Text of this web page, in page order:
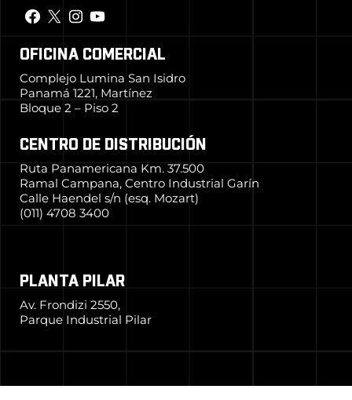
OFICINA COMERCIAL
Complejo Lumina San Isidro
Panamá 1221, Martínez
Bloque 2 – Piso 2
CENTRO DE DISTRIBUCIÓN
Ruta Panamericana Km. 37.500
Ramal Campana, Centro Industrial Garín
Calle Haendel s/n (esq. Mozart)
(011) 4708 3400
PLANTA PILAR
Av. Frondizi 2550,
Parque Industrial Pilar